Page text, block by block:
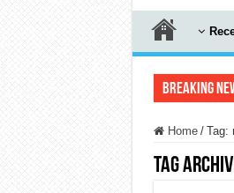
Breaking
Home / Tag:
Tag